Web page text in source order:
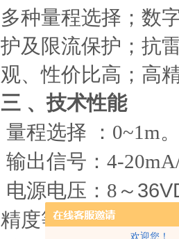
欢迎您！
多种量程选择；数
护及限流保护；抗
观、性价比高；高
三 、技术性能
量程选择 ： 0~1m
输出信号： 4-
电源电压： 8 ～
精度等级： 0.25 0.5